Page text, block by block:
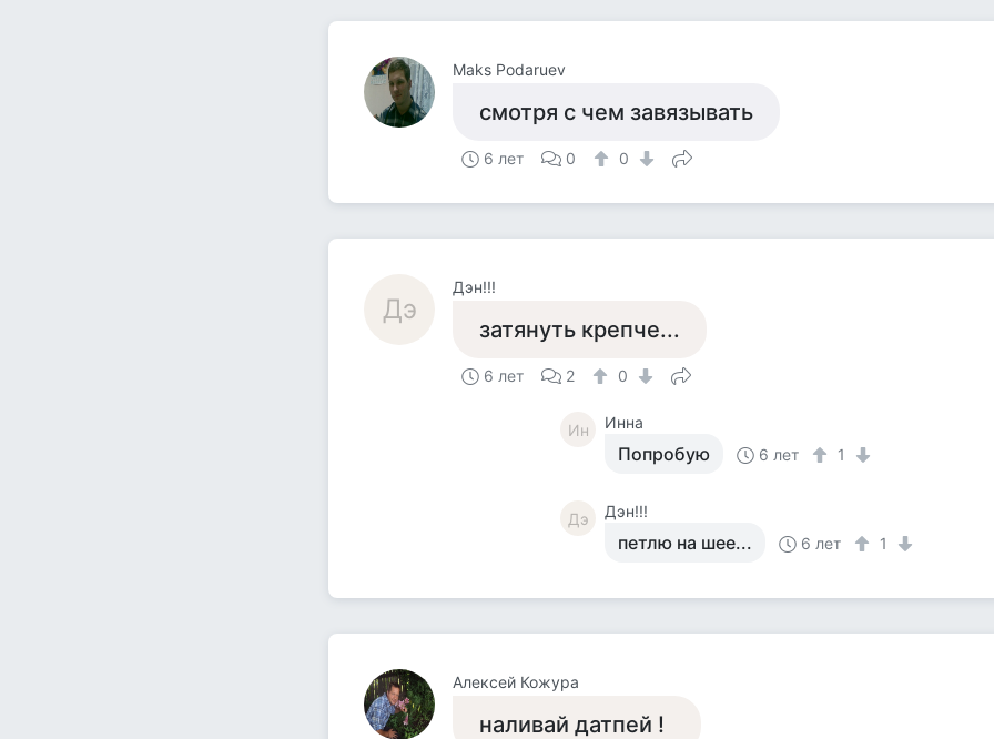
Maks Podaruev
смотря с чем завязывать
6 лет 0 0
Дэ
Дэн!!!
затянуть крепче...
6 лет 2 0
Ин Инна
Попробую 6 лет 1
Дэ Дэн!!!
петлю на шее... 6 лет 1
Алексей Кожура
наливай датпей !